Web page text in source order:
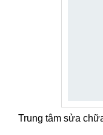
Trung tâm sửa